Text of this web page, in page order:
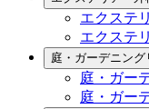
エクステ
エクステ
庭・ガーデニング
庭・ガー
庭・ガー